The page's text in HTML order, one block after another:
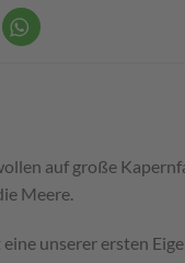
auf große
Meere.
unserer ersten